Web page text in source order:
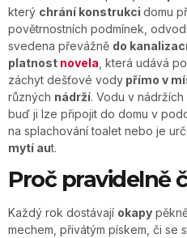
který chrání konstrukci domu
povětrnostních podmínek,
svedena převážně do
platnost novela , která udává
záchyt dešťové vody přímo v
různých nádrží. Vodu v
buď ji lze připojit do domu v
na splachování toalet nebo je
mytí aut.
Proč pravidelně
Každý rok dostávají okapy
mechem, přivátým pískem, či se